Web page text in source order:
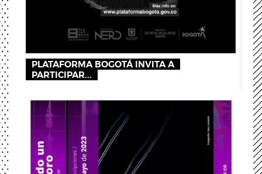
PLATAFORMA BOGOTÁ INVITA A
PARTICIPAR...